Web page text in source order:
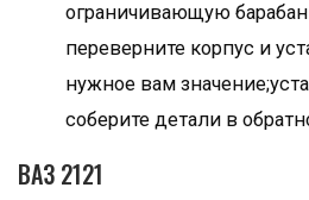
ограничивающую
переверните корпус и
нужное вам
соберите детали в
ВАЗ 2121